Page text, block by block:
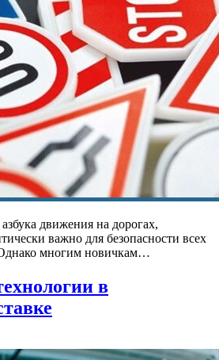
движения на дорогах,
важно для безопасности всех
многим новичкам…
в